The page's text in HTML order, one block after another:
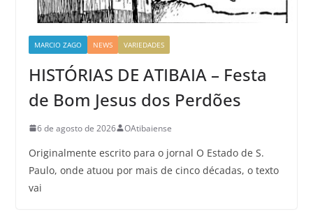
MARCIO ZAGO NEWS VARIEDADES
HISTÓRIAS DE ATIBAIA – Festa
de Bom Jesus dos Perdões
6 de agosto de 2026 OAtibaiense
Originalmente escrito para o jornal O Estado de S.
Paulo, onde atuou por mais de cinco décadas, o texto
vai